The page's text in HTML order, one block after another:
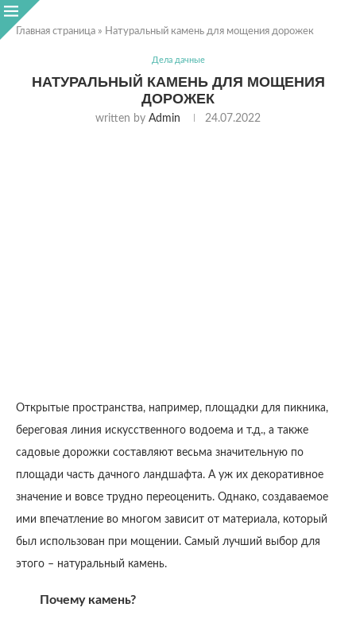
Главная страница » Натуральный камень для мощения дорожек
Дела дачные
НАТУРАЛЬНЫЙ КАМЕНЬ ДЛЯ МОЩЕНИЯ
ДОРОЖЕК
written by Admin 24.07.2022
Открытые пространства, например, площадки для пикника,
береговая линия искусственного водоема и т.д., а также
садовые дорожки составляют весьма значительную по
площади часть дачного ландшафта. А уж их декоративное
значение и вовсе трудно переоценить. Однако, создаваемое
ими впечатление во многом зависит от материала, который
был использован при мощении. Самый лучший выбор для
этого – натуральный камень.
Почему камень?